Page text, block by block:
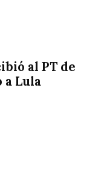
al PT de
a Lula